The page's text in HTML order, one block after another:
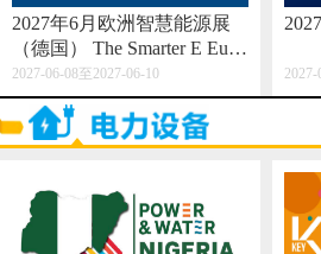
2027年6月欧洲智慧能源展
（德国） The Smarter E Euro
pe 2027
2027-06-08至2027-06-10